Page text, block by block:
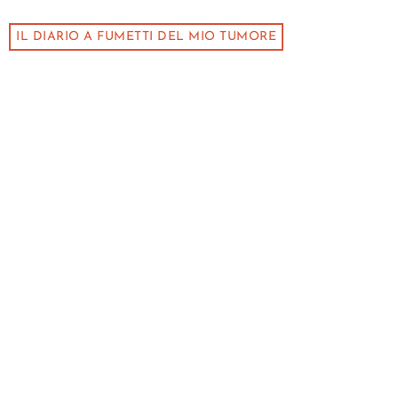
IL DIARIO A FUMETTI DEL MIO TUMORE